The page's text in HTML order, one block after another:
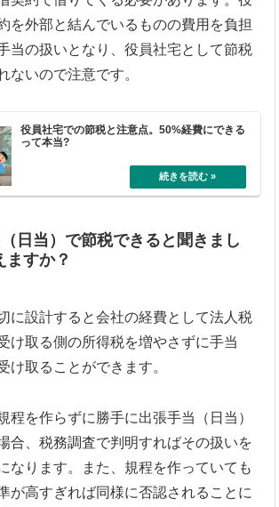
を外部と結んでいるものの費用を負担
当の扱いとなり、役員社宅として節税
ないので注意です。
役員社宅での節税と注意点。50%経費にできる
って本当?
日当）で節税できると聞きまし
ますか？
に設計すると会社の経費として法人税
け取る側の所得税を増やさずに手当
け取ることができます。
程を作らずに勝手に出張手当（日当）
合、税務調査で判明すればその扱いを
なります。また、規程を作っていても
が高すぎれば同様に否認されることに